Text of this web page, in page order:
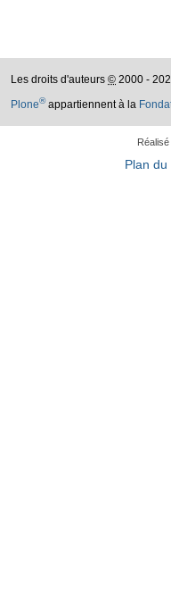
Les droits d'auteurs © 2000 -
Plone®appartiennent à la
Plan du